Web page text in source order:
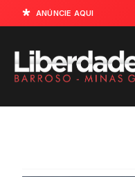
ANÚNCIE AQUI